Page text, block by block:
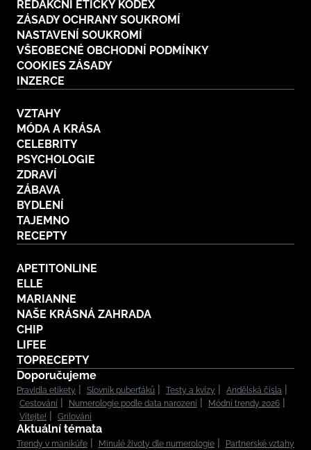
REDAKČNÍ ETICKÝ KODEX
ZÁSADY OCHRANY SOUKROMÍ
NASTAVENÍ SOUKROMÍ
VŠEOBECNÉ OBCHODNÍ PODMÍNKY
COOKIES ZÁSADY
INZERCE
VZTAHY
MÓDA A KRÁSA
CELEBRITY
PSYCHOLOGIE
ZDRAVÍ
ZÁBAVA
BYDLENÍ
TAJEMNO
RECEPTY
APETITONLINE
ELLE
MARIANNE
NAŠE KRÁSNÁ ZAHRADA
CHIP
LIFEE
TOPRECEPTY
Doporučujeme
Pravidla etikety Slovník puberťáků Testy a kvízy
Andělská čísla
Cestování
Numerologie podle data narození
Módní trendy 2026
Vítejte!
Grilování
Aktuální témata
Trendy v manikúře Minulé životy dle numerologie
Partnerské vztahy